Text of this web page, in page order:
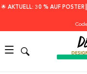
🌟 AKTUELL: 30 % AUF